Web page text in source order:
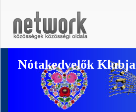
Nótakedvelők Klubja